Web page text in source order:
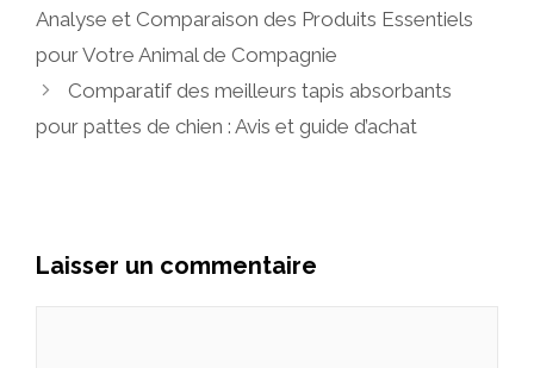
Analyse et Comparaison des Produits Essentiels
pour Votre Animal de Compagnie
Comparatif des meilleurs tapis absorbants
pour pattes de chien : Avis et guide d’achat
Laisser un commentaire